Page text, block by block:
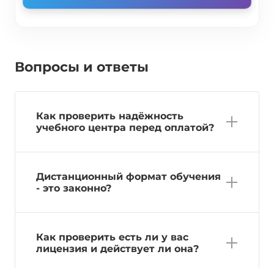
Вопросы и ответы
Как проверить надёжность
учебного центра перед оплатой?
Дистанционный формат обучения
- это законно?
Как проверить есть ли у вас
лицензия и действует ли она?